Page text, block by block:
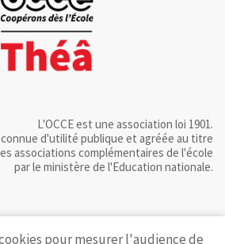
L'OCCE est une association loi 1901.
d'utilité publique et agréée au titre
associations complémentaires de l'école
par le ministère de l'Education nationale.
pour mesurer l'audience de